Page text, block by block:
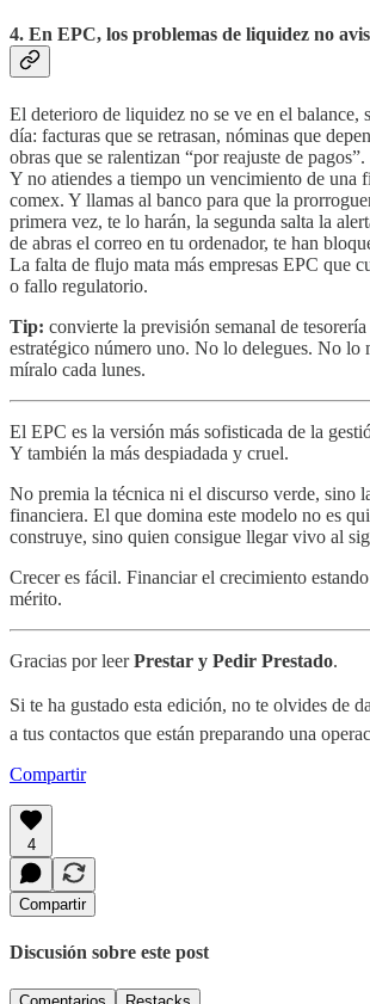
4. En EPC, los problemas de liquidez no
El deterioro de liquidez no se ve en el balance,
día: facturas que se retrasan, nóminas que
obras que se ralentizan “por reajuste de pagos”.
Y no atiendes a tiempo un vencimiento de una
comex. Y llamas al banco para que la
primera vez, te lo harán, la segunda salta la
de abras el correo en tu ordenador, te han
La falta de flujo mata más empresas EPC que
o fallo regulatorio.
Tip: convierte la previsión semanal de
estratégico número uno. No lo delegues. No lo
míralo cada lunes.
El EPC es la versión más sofisticada de la
Y también la más despiadada y cruel.
No premia la técnica ni el discurso verde, sino
financiera. El que domina este modelo no es
construye, sino quien consigue llegar vivo al
Crecer es fácil. Financiar el crecimiento
mérito.
Gracias por leerPrestar y Pedir Prestado.
Si te ha gustado esta edición, no te olvides de
a tus contactos que están preparando una
Compartir
4
Compartir
Discusión sobre este post